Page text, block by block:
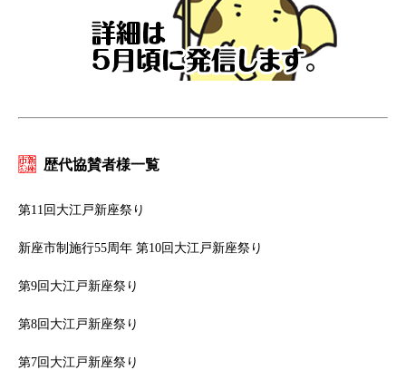
歴代協賛者様一覧
第11回大江戸新座祭り
新座市制施行55周年 第10回大江戸新座祭り
第9回大江戸新座祭り
第8回大江戸新座祭り
第7回大江戸新座祭り